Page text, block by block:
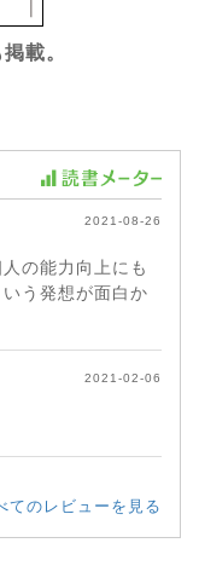
載。
2021-08-26
の能力向上にも
う発想が面白か
2021-02-06
てのレビューを見る